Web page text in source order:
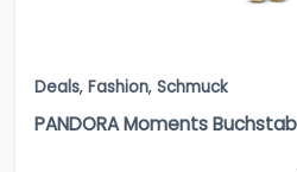
Deals, Fashion, Schmuck
PANDORA Moments